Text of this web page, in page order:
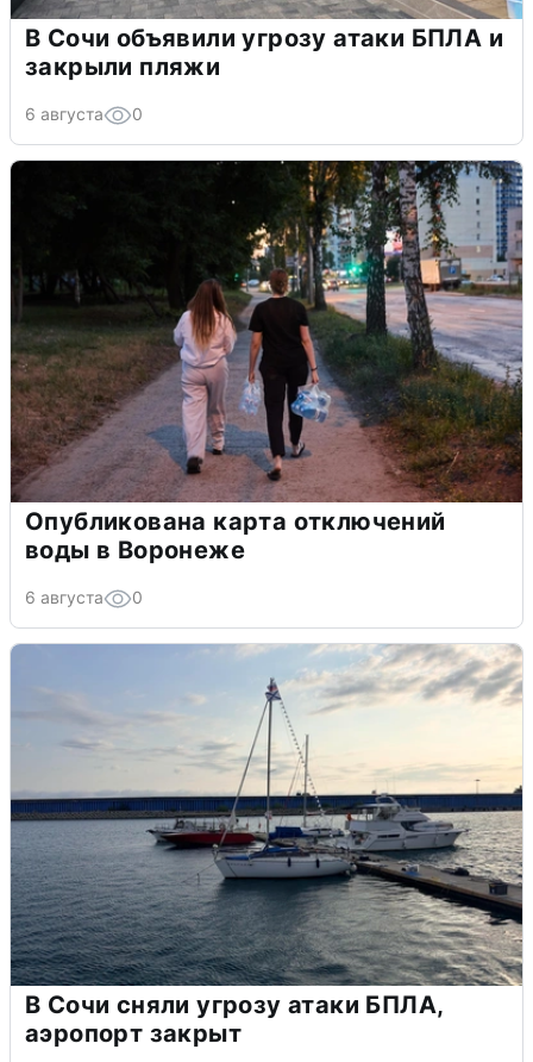
В Сочи объявили угрозу атаки БПЛА и
закрыли пляжи
6 августа 0
Опубликована карта отключений
воды в Воронеже
6 августа 0
В Сочи сняли угрозу атаки БПЛА,
аэропорт закрыт